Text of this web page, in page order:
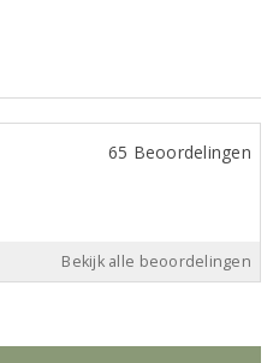
65 Beoordelingen
Bekijk alle beoordelingen